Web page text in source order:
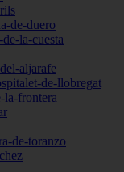
de-duero
la-cuesta
aljarafe
de-llobregat
la-frontera
de-toranzo